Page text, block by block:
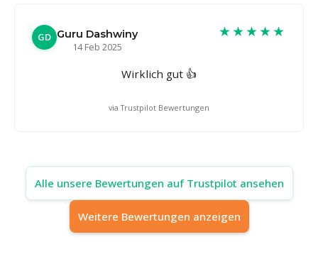
GD Guru Dashwiny
14 Feb 2025
★★★★★
Wirklich gut 👍
via Trustpilot Bewertungen
Alle unsere Bewertungen auf Trustpilot ansehen
Weitere Bewertungen anzeigen